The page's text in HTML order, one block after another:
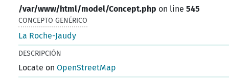
/var/www/html/model/Concept.php on line545
CONCEPTO GENÉRICO
La Roche-Jaudy
DESCRIPCIÓN
Locate onOpenStreetMap